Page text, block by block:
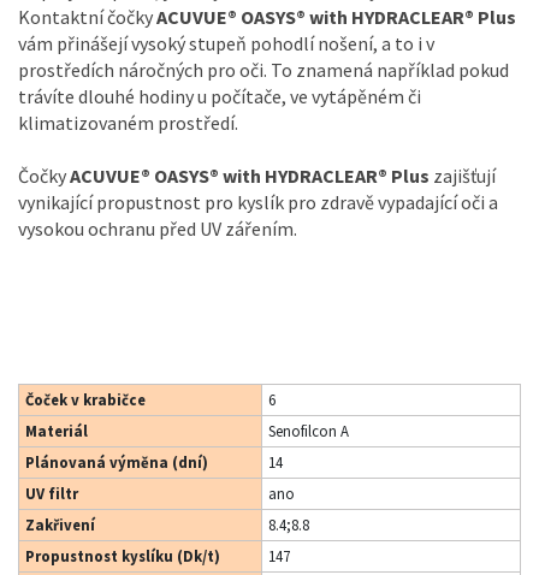
Kontaktní čočkyACUVUE® OASYS® with HYDRACLEAR® Plus
vám přinášejí vysoký stupeň pohodlí nošení, a to i v
prostředích náročných pro oči. To znamená například pokud
trávíte dlouhé hodiny u počítače, ve vytápěném či
klimatizovaném prostředí.
ČočkyACUVUE® OASYS® with HYDRACLEAR® Plus zajišťují
vynikající propustnost pro kyslík pro zdravě vypadající oči a
vysokou ochranu před UV zářením.
Čoček v krabičce
6
Materiál
Senofilcon A
Plánovaná výměna (dní)
14
UV filtr
ano
Zakřivení
8.4;8.8
Propustnost kyslíku (Dk/t)
147